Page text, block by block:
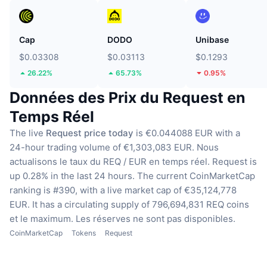
Cap
$0.03308
26.22%
DODO
$0.03113
65.73%
Unibase
$0.1293
0.95%
Données des Prix du Request en
Temps Réel
The live Request price today is €0.044088 EUR with a
24-hour trading volume of €1,303,083 EUR. Nous
actualisons le taux du REQ / EUR en temps réel. Request is
up 0.28% in the last 24 hours. The current CoinMarketCap
ranking is #390, with a live market cap of €35,124,778
EUR. It has a circulating supply of 796,694,831 REQ coins
et le maximum. Les réserves ne sont pas disponibles.
CoinMarketCap Tokens Request